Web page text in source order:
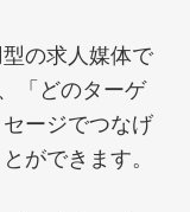
の求人媒体で
「どのターゲ
ージでつなげ
ができます。